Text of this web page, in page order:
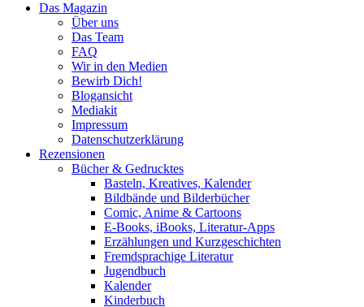
Das Magazin
Über uns
Das Team
FAQ
Wir in den Medien
Bewirb Dich!
Blogansicht
Mediakit
Impressum
Datenschutzerklärung
Rezensionen
Bücher & Gedrucktes
Basteln, Kreatives, Kalender
Bildbände und Bilderbücher
Comic, Anime & Cartoons
E-Books, iBooks, Literatur-Apps
Erzählungen und Kurzgeschichten
Fremdsprachige Literatur
Jugendbuch
Kalender
Kinderbuch